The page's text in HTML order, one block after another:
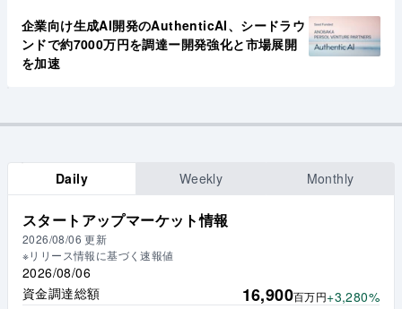
企業向け生成AI開発のAuthenticAI、シードラウ
ンドで約7000万円を調達ー開発強化と市場展開
を加速
Daily Weekly Monthly
スタートアップマーケット情報
2026/08/06 更新
※リリース情報に基づく速報値
2026/08/06
資金調達総額
16,900百万円+3,280%